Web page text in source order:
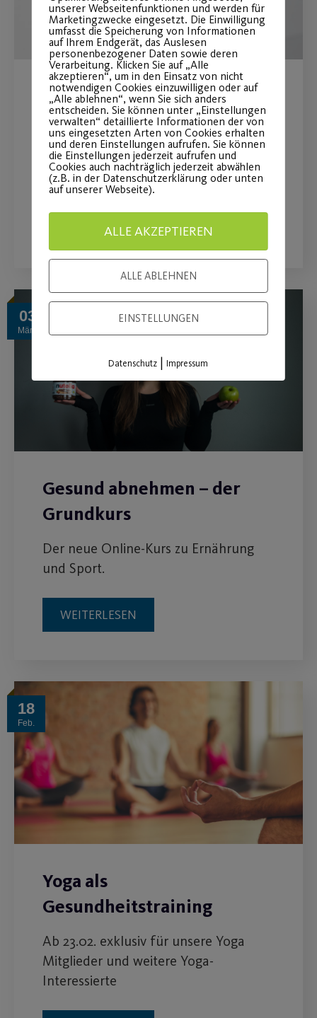
Mein Post SV – die neue
Mitgliederplattform
Anleitung zur Anmeldung für "Mein
Post SV".
03
März
Gesund abnehmen – der
Grundkurs
Der neue Online-Kurs zu Ernährung
und Sport.
WEITERLESEN
18
Feb.
Yoga als
Gesundheitstraining
Ab 23.02. exklusiv für unsere Yoga
Mitglieder und weitere Yoga-
Interessierte
unserer Webseitenfunktionen und werden für
Marketingzwecke eingesetzt. Die Einwilligung
umfasst die Speicherung von Informationen
auf Ihrem Endgerät, das Auslesen
personenbezogener Daten sowie deren
Verarbeitung. Klicken Sie auf „Alle
akzeptieren“, um in den Einsatz von nicht
notwendigen Cookies einzuwilligen oder auf
„Alle ablehnen“, wenn Sie sich anders
entscheiden. Sie können unter „Einstellungen
verwalten“ detaillierte Informationen der von
uns eingesetzten Arten von Cookies erhalten
und deren Einstellungen aufrufen. Sie können
die Einstellungen jederzeit aufrufen und
Cookies auch nachträglich jederzeit abwählen
(z.B. in der Datenschutzerklärung oder unten
auf unserer Webseite).
ALLE AKZEPTIEREN
ALLE ABLEHNEN
EINSTELLUNGEN
Datenschutz |Impressum